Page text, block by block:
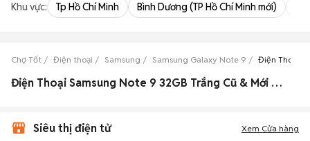
Khu vực: Tp Hồ Chí Minh Bình Dương (TP Hồ Chí Minh mới)
Chợ Tốt Điện thoại Samsung Samsung Galaxy Note 9 Điện Thoại
Điện Thoại Samsung Note 9 32GB Trắng Cũ & Mới Giá Siêu Rẻ
Siêu thị điện tử Xem Cửa hàng